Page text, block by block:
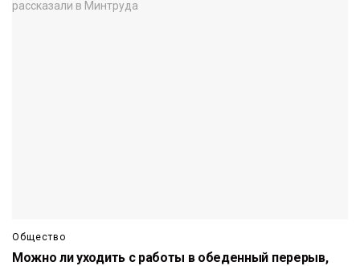
Общество
Можно ли уходить с работы в обеденный перерыв,